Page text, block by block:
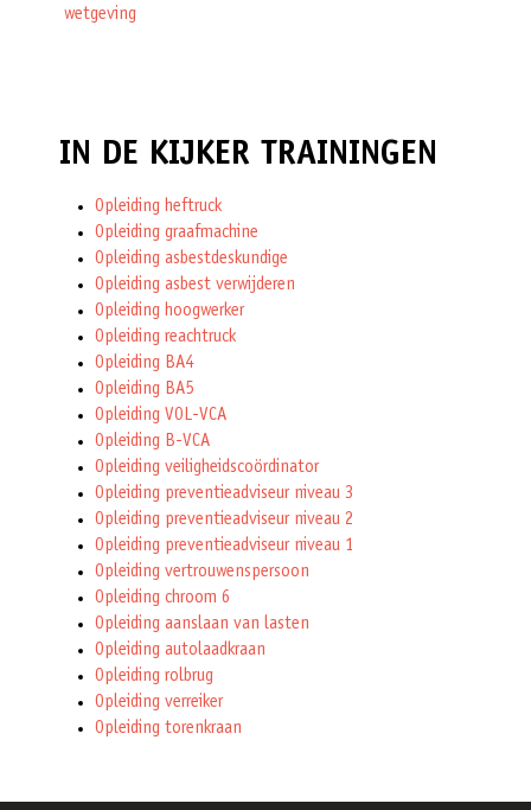
wetgeving
IN DE KIJKER TRAININGEN
Opleiding heftruck
Opleiding graafmachine
Opleiding asbestdeskundige
Opleiding asbest verwijderen
Opleiding hoogwerker
Opleiding reachtruck
Opleiding BA4
Opleiding BA5
Opleiding VOL-VCA
Opleiding B-VCA
Opleiding veiligheidscoördinator
Opleiding preventieadviseur niveau 3
Opleiding preventieadviseur niveau 2
Opleiding preventieadviseur niveau 1
Opleiding vertrouwenspersoon
Opleiding chroom 6
Opleiding aanslaan van lasten
Opleiding autolaadkraan
Opleiding rolbrug
Opleiding verreiker
Opleiding torenkraan